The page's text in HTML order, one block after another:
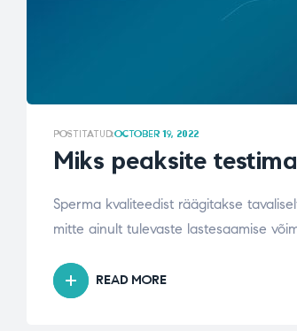
POSTITATUD:OCTOBER 19, 2022
Miks peaksite
Sperma kvaliteedist räägitakse
mitte ainult tulevaste lastesaamise
READ MORE